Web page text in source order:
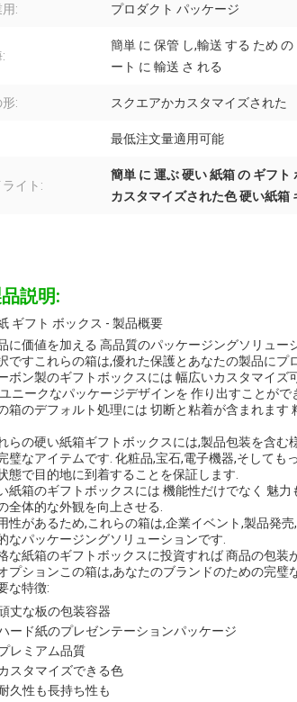
: プロダクト パッケージ
簡単 に 保管 し,輸送 する ため の
ート に 輸送 さ れる
: スクエアかカスタマイズされた
最低注文量適用可能
イト:
簡単 に 運ぶ 硬い 紙箱 の ギフト
カスタマイズされた色 硬い紙箱
説明:
ギフト ボックス - 製品概要
に価値を加える 高品質のパッケージングソリュ
ですこれらの箱は,優れた保護とあなたの製品に
ボン製のギフトボックスには 幅広いカスタマイ
ニークなパッケージデザインを 作り出すことが
箱のデフォルト処理には 切断と粘着が含まれま
らの硬い紙箱ギフトボックスには,製品包装を含
璧なアイテムです. 化粧品,宝石,電子機器,そして
態で目的地に到着することを保証します.
紙箱のギフトボックスには 機能性だけでなく 魅
全体的な外観を向上させる.
性があるため,これらの箱は,企業イベント,製品発
なパッケージングソリューションです.
な紙箱のギフトボックスに投資すれば 商品の包
プションこの箱は,あなたのブランドのための完璧
な特徴:
丈な板の包装容器
ード紙のプレゼンテーションパッケージ
レミアム品質
スタマイズできる色
久性も長持ち性も